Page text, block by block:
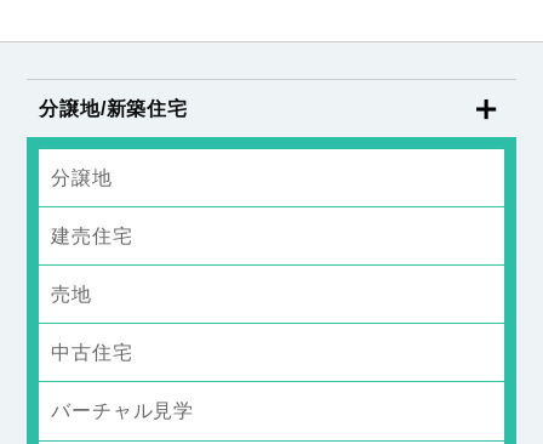
分譲地/新築住宅
分譲地
建売住宅
売地
中古住宅
バーチャル見学